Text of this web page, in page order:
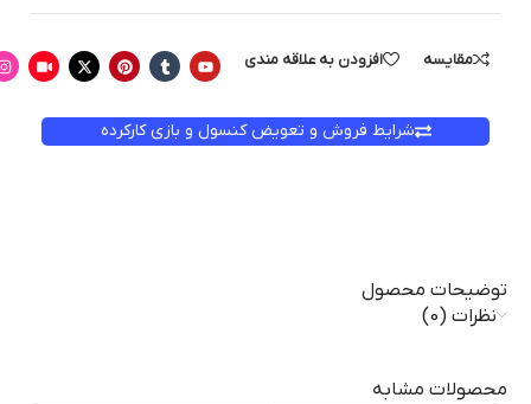
مقایسه افزودن به علاقه مندی
شرایط فروش و تعویض کنسول و بازی کارکرده
توضیحات محصول
نظرات (0)
محصولات مشابه